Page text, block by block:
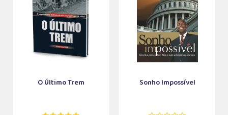
O Último Trem Sonho Impossível